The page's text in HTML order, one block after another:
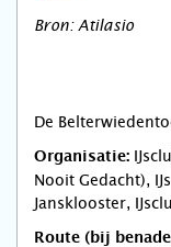
Bron: Atilasio
De
Organisatie:
Nooit Gedacht),
Jansklooster,
Route (bij